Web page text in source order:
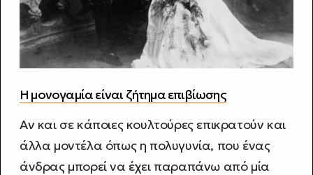
Η μονογαμία είναι ζήτημα επιβίωσης
Αν και σε κάποιες κουλτούρες επικρατούν και
άλλα μοντέλα όπως η πολυγυνία, που ένας
άνδρας μπορεί να έχει παραπάνω από μία